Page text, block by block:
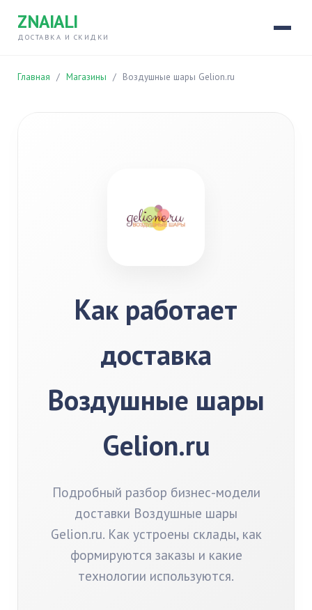
ZNAIALI
ДОСТАВКА И СКИДКИ
Главная / Магазины / Воздушные шары Gelion.ru
Как работает
доставка
Воздушные шары
Gelion.ru
Подробный разбор бизнес-модели
доставки Воздушные шары
Gelion.ru. Как устроены склады, как
формируются заказы и какие
технологии используются.